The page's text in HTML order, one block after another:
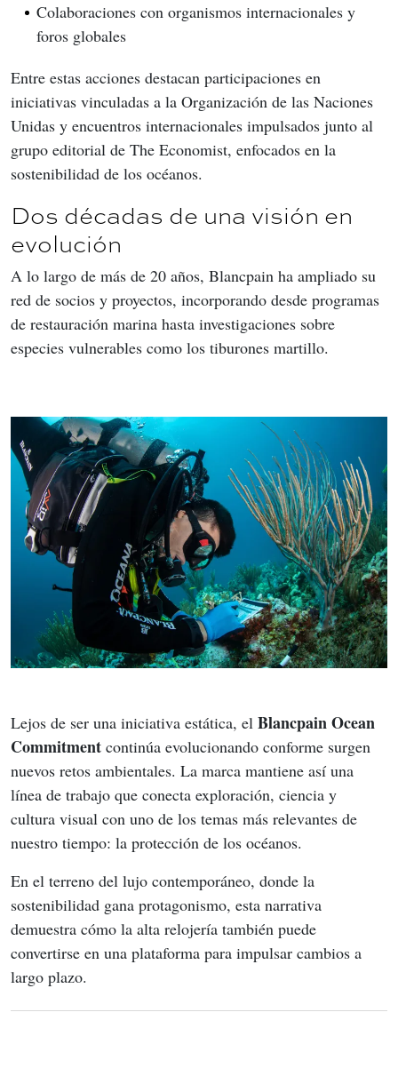
Colaboraciones con organismos internacionales y
foros globales
Entre estas acciones destacan participaciones en
iniciativas vinculadas a la Organización de las Naciones
Unidas y encuentros internacionales impulsados junto al
grupo editorial de The Economist, enfocados en la
sostenibilidad de los océanos.
Dos décadas de una visión en
evolución
A lo largo de más de 20 años, Blancpain ha ampliado su
red de socios y proyectos, incorporando desde programas
de restauración marina hasta investigaciones sobre
especies vulnerables como los tiburones martillo.
Lejos de ser una iniciativa estática, el Blancpain Ocean
Commitment continúa evolucionando conforme surgen
nuevos retos ambientales. La marca mantiene así una
línea de trabajo que conecta exploración, ciencia y
cultura visual con uno de los temas más relevantes de
nuestro tiempo: la protección de los océanos.
En el terreno del lujo contemporáneo, donde la
sostenibilidad gana protagonismo, esta narrativa
demuestra cómo la alta relojería también puede
convertirse en una plataforma para impulsar cambios a
largo plazo.